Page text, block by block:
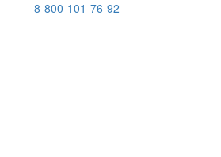
8-800-101-76-92